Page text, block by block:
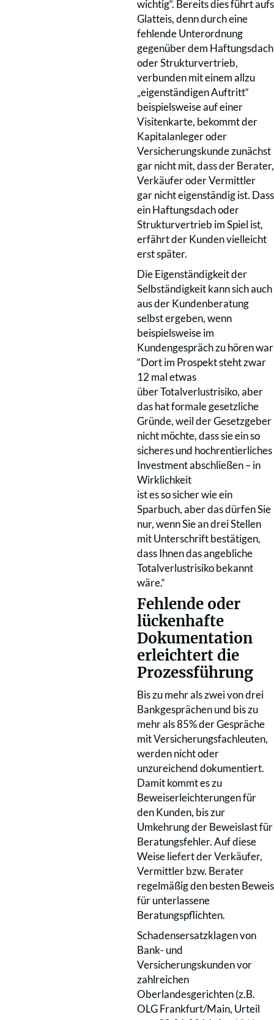
wichtig“. Bereits dies führt aufs
Glatteis, denn durch eine
fehlende Unterordnung
gegenüber dem Haftungsdach
oder Strukturvertrieb,
verbunden mit einem allzu
„eigenständigen Auftritt“
beispielsweise auf einer
Visitenkarte, bekommt der
Kapitalanleger oder
Versicherungskunde zunächst
gar nicht mit, dass der Berater,
Verkäufer oder Vermittler
gar nicht eigenständig ist. Dass
ein Haftungsdach oder
Strukturvertrieb im Spiel ist,
erfährt der Kunden vielleicht
erst später.
Die Eigenständigkeit der
Selbständigkeit kann sich auch
aus der Kundenberatung
selbst ergeben, wenn
beispielsweise im
Kundengespräch zu hören war
“Dort im Prospekt steht zwar
12 mal etwas
über Totalverlustrisiko, aber
das hat formale gesetzliche
Gründe, weil der Gesetzgeber
nicht möchte, dass sie ein so
sicheres und hochrentierliches
Investment abschließen – in
Wirklichkeit
ist es so sicher wie ein
Sparbuch, aber das dürfen Sie
nur, wenn Sie an drei Stellen
mit Unterschrift bestätigen,
dass Ihnen das angebliche
Totalverlustrisiko bekannt
wäre.“
Fehlende oder
lückenhafte
Dokumentation
erleichtert die
Prozessführung
Bis zu mehr als zwei von drei
Bankgesprächen und bis zu
mehr als 85% der Gespräche
mit Versicherungsfachleuten,
werden nicht oder
unzureichend dokumentiert.
Damit kommt es zu
Beweiserleichterungen für
den Kunden, bis zur
Umkehrung der Beweislast für
Beratungsfehler. Auf diese
Weise liefert der Verkäufer,
Vermittler bzw. Berater
regelmäßig den besten Beweis
für unterlassene
Beratungspflichten.
Schadensersatzklagen von
Bank- und
Versicherungskunden vor
zahlreichen
Oberlandesgerichten (z.B.
OLG Frankfurt/Main, Urteil